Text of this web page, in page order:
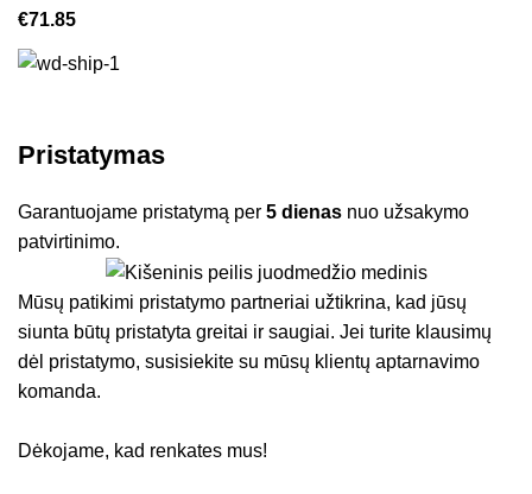
€71.85
Pristatymas
Garantuojame pristatymą per5 dienas nuo užsakymo
patvirtinimo.
Mūsų patikimi pristatymo partneriai užtikrina, kad jūsų
siunta būtų pristatyta greitai ir saugiai. Jei turite klausimų
dėl pristatymo, susisiekite su mūsų klientų aptarnavimo
komanda.
Dėkojame, kad renkates mus!